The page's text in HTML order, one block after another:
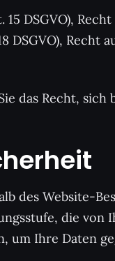
DSGVO),
DSGVO), Recht
das Recht,
des Website-
die
um Ihre Daten